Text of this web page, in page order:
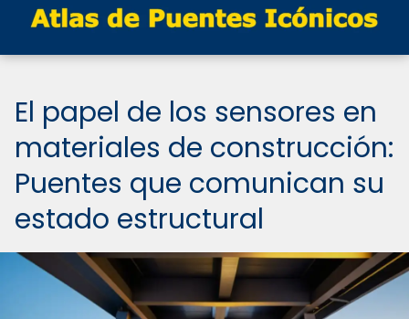
El papel de los sensores en
materiales de construcción:
Puentes que comunican su
estado estructural